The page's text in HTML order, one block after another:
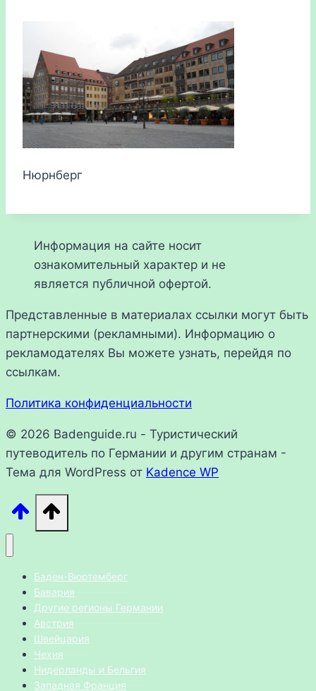
Нюрнберг
Информация на сайте носит
ознакомительный характер и не
является публичной офертой.
Представленные в материалах ссылки могут быть
партнерскими (рекламными). Информацию о
рекламодателях Вы можете узнать, перейдя по
ссылкам.
Политика конфиденциальности
© 2026 Badenguide.ru - Туристический
путеводитель по Германии и другим странам -
Тема для WordPress от Kadence WP
Баден-Вюртемберг
Бавария
Другие регионы Германии
Австрия
Швейцария
Чехия
Нидерланды и Бельгия
Западная Франция